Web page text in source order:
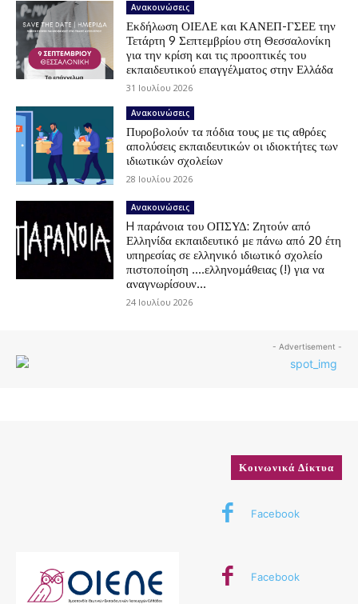
Ανακοινώσεις
Εκδήλωση ΟΙΕΛΕ και ΚΑΝΕΠ-ΓΣΕΕ την
Τετάρτη 9 Σεπτεμβρίου στη Θεσσαλονίκη
για την κρίση και τις προοπτικές του
εκπαιδευτικού επαγγέλματος στην Ελλάδα
31 Ιουλίου 2026
Ανακοινώσεις
Πυροβολούν τα πόδια τους με τις αθρόες
απολύσεις εκπαιδευτικών οι ιδιοκτήτες των
ιδιωτικών σχολείων
28 Ιουλίου 2026
Ανακοινώσεις
H παράνοια του ΟΠΣΥΔ: Ζητούν από
Ελληνίδα εκπαιδευτικό με πάνω από 20 έτη
υπηρεσίας σε ελληνικό ιδιωτικό σχολείο
πιστοποίηση ….ελληνομάθειας (!) για να
αναγνωρίσουν...
24 Ιουλίου 2026
- Advertisement -
Κοινωνικά Δίκτυα
Facebook
Facebook